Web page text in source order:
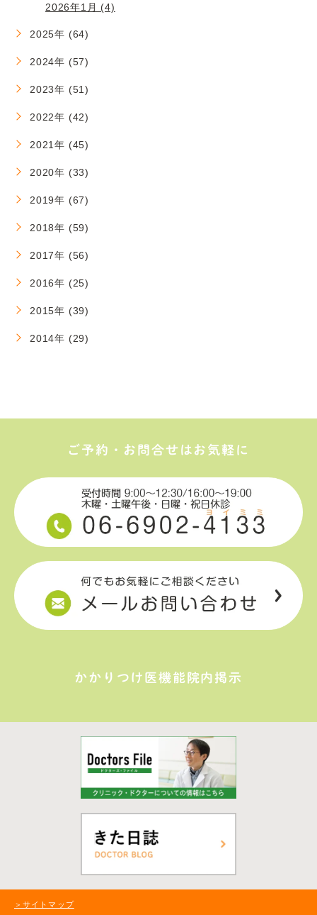
2026年1月 (4)
2025年 (64)
2024年 (57)
2023年 (51)
2022年 (42)
2021年 (45)
2020年 (33)
2019年 (67)
2018年 (59)
2017年 (56)
2016年 (25)
2015年 (39)
2014年 (29)
ご予約・お問合せはお気軽に
かかりつけ医機能院内掲示
＞サイトマップ